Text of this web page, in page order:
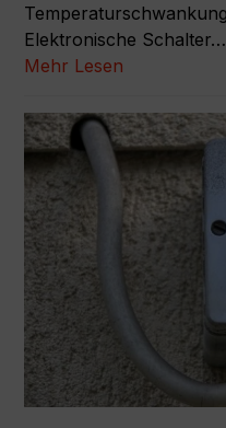
Elektronische Schalter…
Mehr Lesen